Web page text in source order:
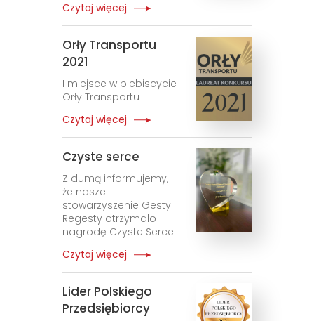
Czytaj więcej
Orły Transportu
2021
I miejsce w plebiscycie
Orły Transportu
Czytaj więcej
Czyste serce
Z dumą informujemy,
że nasze
stowarzyszenie Gesty
Regesty otrzymalo
nagrodę Czyste Serce.
Czytaj więcej
Lider Polskiego
Przedsiębiorcy